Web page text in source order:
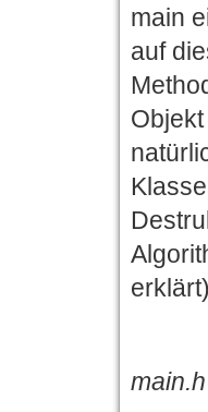
main
auf
main.h